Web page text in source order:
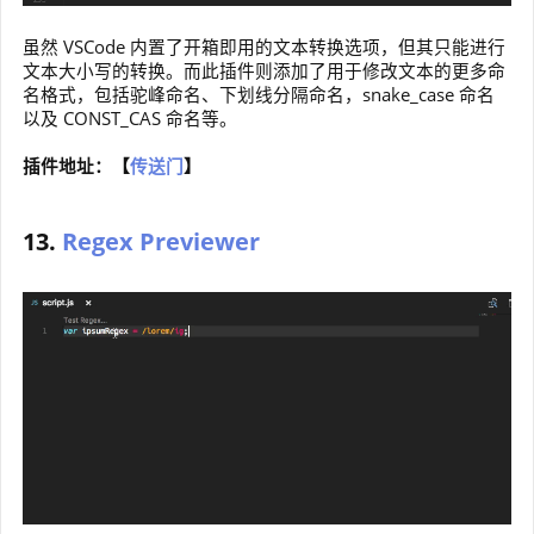
虽然 VSCode 内置了开箱即用的文本转换选项，但其只能进行
文本大小写的转换。而此插件则添加了用于修改文本的更多命
名格式，包括驼峰命名、下划线分隔命名，snake_case 命名
以及 CONST_CAS 命名等。
插件地址：【传送门】
13. Regex Previewer